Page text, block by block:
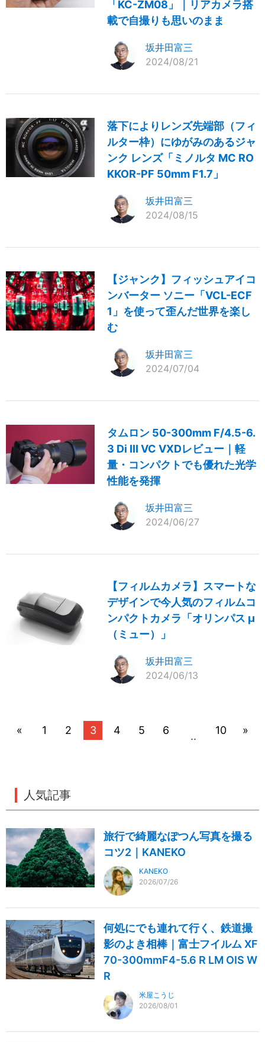
「KC-ZM08」｜リアカメラ搭
載で自撮りも思いのまま
坂井田富三
2024/08/21
落下によりレンズ先端部（フィ
ルター枠）にゆがみのあるジャ
ンク レンズ「ミノルタ MC RO
KKOR-PF 50mm F1.7」
坂井田富三
2024/08/15
【ジャンク】フィッシュアイコ
ンバーター ソニー「VCL-ECF
1」を使って歪んだ世界を楽し
む
坂井田富三
2024/07/04
タムロン 50-300mm F/4.5-6.
3 Di III VC VXDレビュー｜軽
量・コンパクトでも優れた光学
性能を発揮
坂井田富三
2024/06/27
【フィルムカメラ】スマートな
デザインで今人気のフィルムコ
ンパクトカメラ「オリンパス μ
（ミュー）」
坂井田富三
2024/06/13
« 1 2 3 4 5 6 .. 10 »
人気記事
旅行で綺麗なぽつん写真を撮る
コツ2｜KANEKO
KANEKO
2026/07/26
何処にでも連れて行く、鉄道撮
影のよき相棒｜富士フイルム XF
70-300mmF4-5.6 R LM OIS W
R
米屋こうじ
2026/08/01